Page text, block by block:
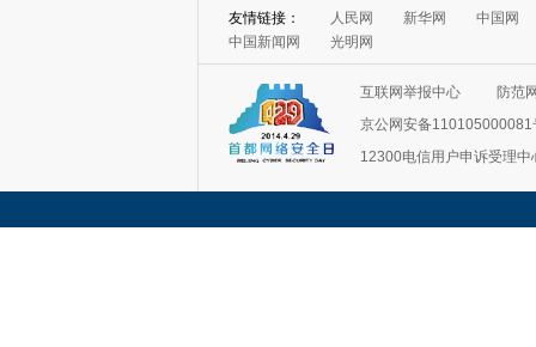
友情链接： 人民网 新华网
中国网
中国新闻网
光明网
互联网举报中心
防范
京公网安备110105000081
12300电信用户申诉受理中